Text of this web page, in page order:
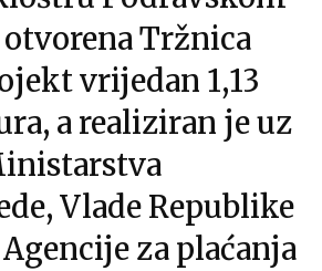
otvorena Tržnica
vrijedan 1,13
a realiziran je uz
Vlade Republike
za plaćanja